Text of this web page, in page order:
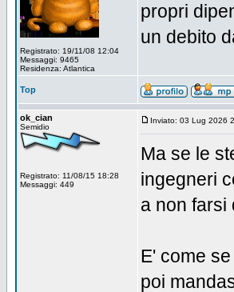
Registrato: 19/11/08 12:04
Messaggi: 9465
Residenza: Atlantica
propri
un debito
Top
ok_cian
Semidio
Registrato: 11/08/15 18:28
Messaggi: 449
Inviato: 03 Lug 2026
Ma se le
ingegneri
a non farsi
E' come
poi